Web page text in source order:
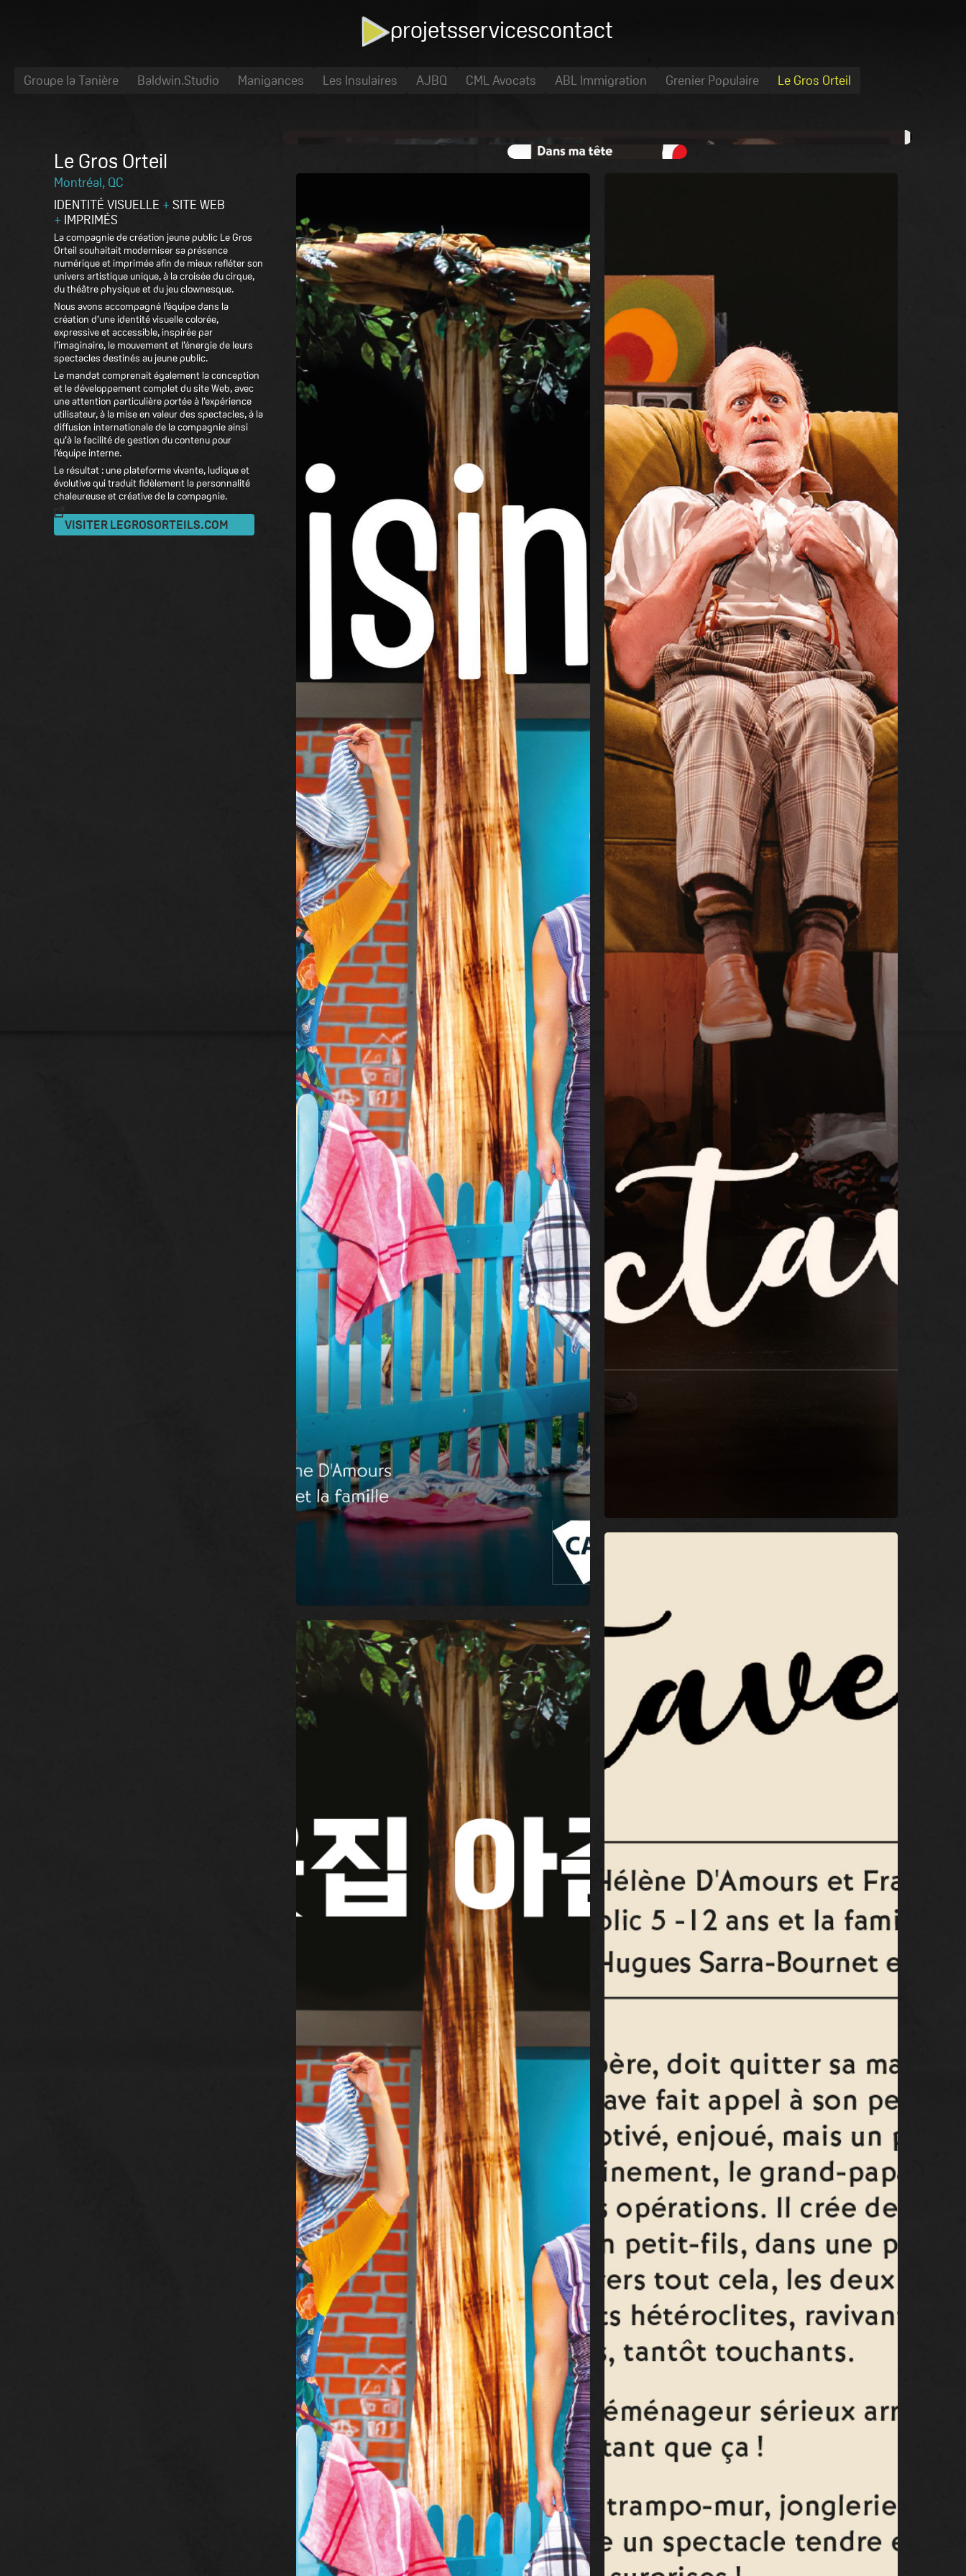
projetsservicescontact
Groupe la Tanière Baldwin.Studio Manigances Les Insulaires AJBQ CML Avocats ABL Immigration Grenier Populaire Le Gros Orteil
Le Gros Orteil
Montréal, QC
IDENTITÉ VISUELLE + SITE WEB
+ IMPRIMÉS
La compagnie de création jeune public Le Gros
Orteil souhaitait moderniser sa présence
numérique et imprimée afin de mieux refléter son
univers artistique unique, à la croisée du cirque,
du théâtre physique et du jeu clownesque.
Nous avons accompagné l’équipe dans la
création d’une identité visuelle colorée,
expressive et accessible, inspirée par
l’imaginaire, le mouvement et l’énergie de leurs
spectacles destinés au jeune public.
Le mandat comprenait également la conception
et le développement complet du site Web, avec
une attention particulière portée à l’expérience
utilisateur, à la mise en valeur des spectacles, à la
diffusion internationale de la compagnie ainsi
qu’à la facilité de gestion du contenu pour
l’équipe interne.
Le résultat : une plateforme vivante, ludique et
évolutive qui traduit fidèlement la personnalité
chaleureuse et créative de la compagnie.
VISITER LEGROSORTEILS.COM